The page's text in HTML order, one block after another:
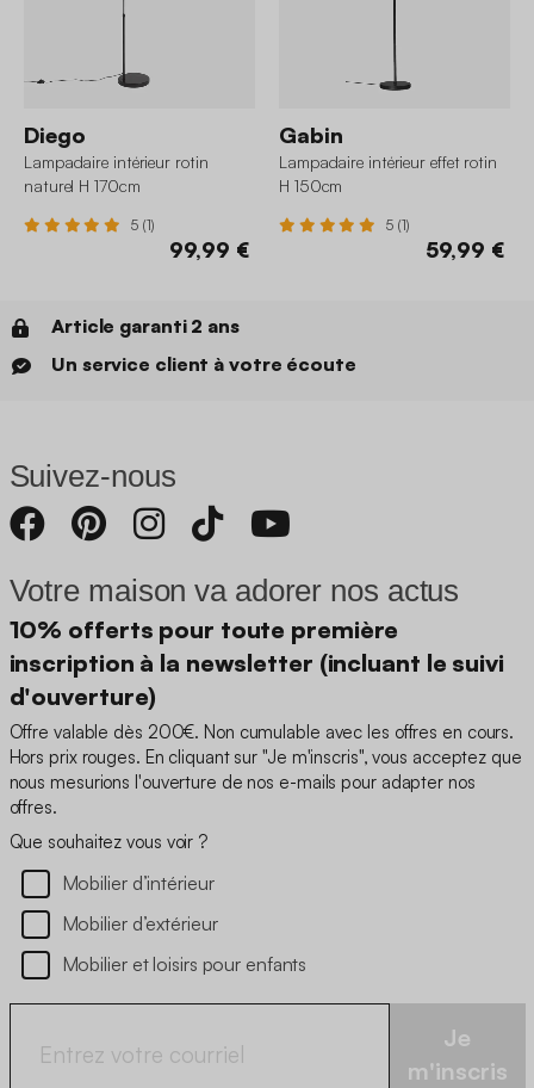
Diego
Lampadaire intérieur rotin
naturel H 170cm
5 (1)
99,99 €
Gabin
Lampadaire intérieur effet rotin
H 150cm
5 (1)
59,99 €
Article garanti 2 ans
Un service client à votre écoute
Suivez-nous
Votre maison va adorer nos actus
10% offerts pour toute première
inscription à la newsletter (incluant le suivi
d'ouverture)
Offre valable dès 200€. Non cumulable avec les offres en cours.
Hors prix rouges. En cliquant sur "Je m'inscris", vous acceptez que
nous mesurions l'ouverture de nos e-mails pour adapter nos
offres.
Que souhaitez vous voir ?
Mobilier d’intérieur
Mobilier d’extérieur
Mobilier et loisirs pour enfants
Je
m'inscris